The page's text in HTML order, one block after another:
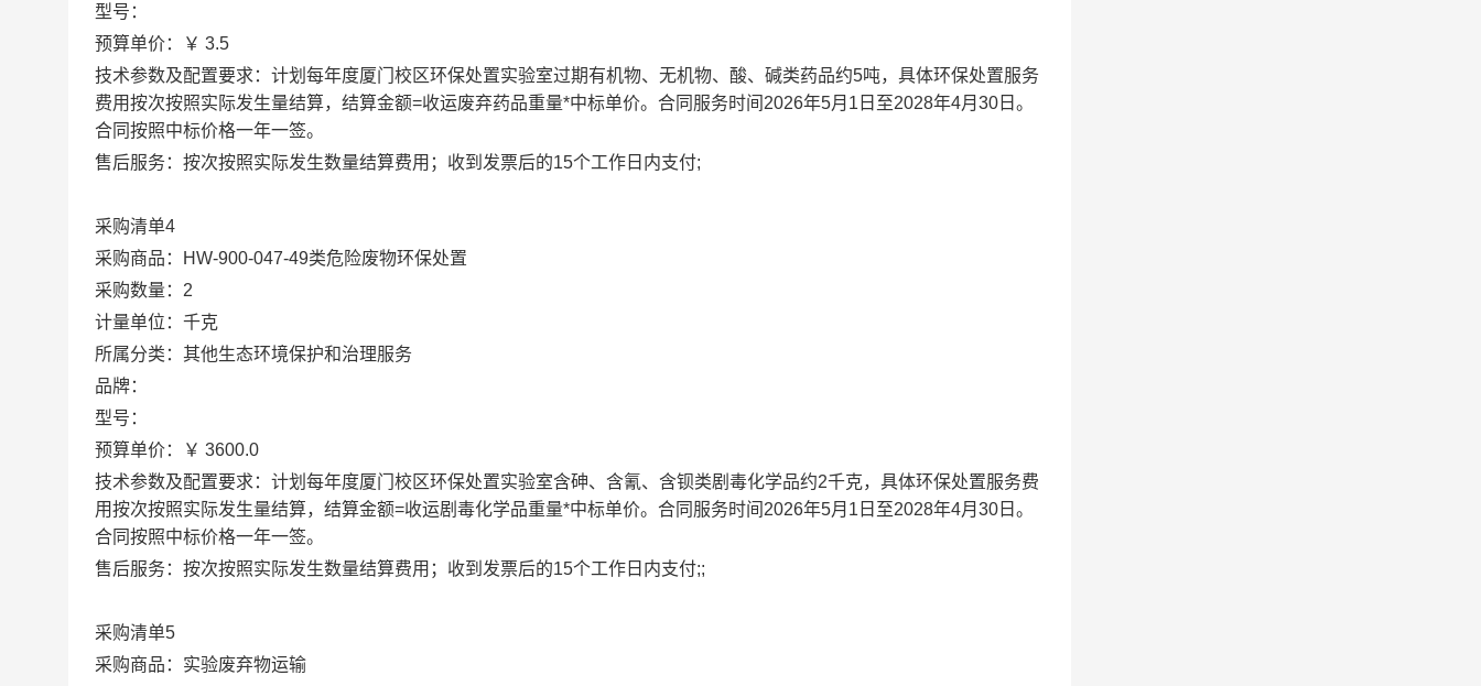
型号：
预算单价：￥ 3.5
技术参数及配置要求：计划每年度厦门校区环保处置实验室过期有机物、无机物、酸、碱类药品约5吨，具体环保处置服务
费用按次按照实际发生量结算，结算金额=收运废弃药品重量*中标单价。合同服务时间2026年5月1日至2028年4月30日。
合同按照中标价格一年一签。
售后服务：按次按照实际发生数量结算费用；收到发票后的15个工作日内支付;
采购清单4
采购商品：HW-900-047-49类危险废物环保处置
采购数量：2
计量单位：千克
所属分类：其他生态环境保护和治理服务
品牌：
型号：
预算单价：￥ 3600.0
技术参数及配置要求：计划每年度厦门校区环保处置实验室含砷、含氰、含钡类剧毒化学品约2千克，具体环保处置服务费
用按次按照实际发生量结算，结算金额=收运剧毒化学品重量*中标单价。合同服务时间2026年5月1日至2028年4月30日。
合同按照中标价格一年一签。
售后服务：按次按照实际发生数量结算费用；收到发票后的15个工作日内支付;;
采购清单5
采购商品：实验废弃物运输